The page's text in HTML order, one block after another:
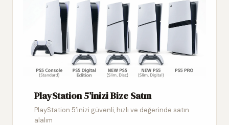
PlayStation 5’inizi Bize Satın
PlayStation 5’inizi güvenli, hızlı ve değerinde satın
alalım